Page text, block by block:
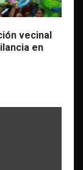
vecinal
en